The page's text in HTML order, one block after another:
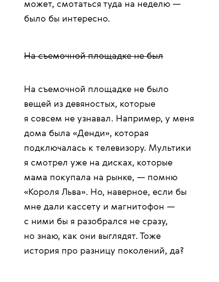
может, смотаться туда на неделю —
было бы интересно.
На съемочной площадке не был
На съемочной площадке не было
вещей из девяностых, которые
я совсем не узнавал. Например, у меня
дома была «Денди», которая
подключалась к телевизору. Мультики
я смотрел уже на дисках, которые
мама покупала на рынке, — помню
«Короля Льва». Но, наверное, если бы
мне дали кассету и магнитофон —
с ними бы я разобрался не сразу,
но знаю, как они выглядят. Тоже
история про разницу поколений, да?